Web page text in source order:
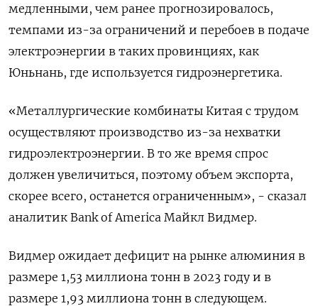
медленными, чем ранее прогнозировалось,
темпами из-за ограничений и перебоев в подаче
электроэнергии в таких провинциях, как
Юньнань, где используется гидроэнергетика.
«Металлургические комбинаты Китая с трудом
осуществляют производство из-за нехватки
гидроэлектроэнергии. В то же время спрос
должен увеличиться, поэтому объем экспорта,
скорее всего, останется ограниченным», - сказал
аналитик Bank of America Майкл Видмер.
Видмер ожидает дефицит на рынке алюминия в
размере 1,53 миллиона тонн в 2023 году и в
размере 1,93 миллиона тонн в следующем.